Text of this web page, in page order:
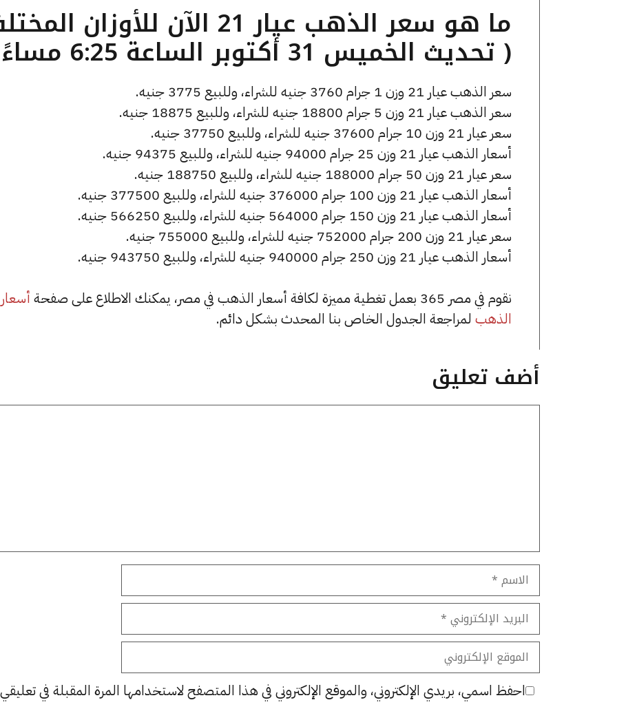
ما هو سعر الذهب عيار 21 الآن للأوزان
( تحديث الخميس 31 أكتوبر الساعة 6:25 مساءً )
سعر الذهب عيار 21 وزن 1 جرام 3760 جنيه للشراء، وللبيع 3775 جنيه.
سعر الذهب عيار 21 وزن 5 جرام 18800 جنيه للشراء، وللبيع 18875 جنيه.
سعر عيار 21 وزن 10 جرام 37600 جنيه للشراء، وللبيع 37750 جنيه.
أسعار الذهب عيار 21 وزن 25 جرام 94000 جنيه للشراء، وللبيع 94375 جنيه.
سعر عيار 21 وزن 50 جرام 188000 جنيه للشراء، وللبيع 188750 جنيه.
أسعار الذهب عيار 21 وزن 100 جرام 376000 جنيه للشراء، وللبيع 377500 جنيه.
أسعار الذهب عيار 21 وزن 150 جرام 564000 جنيه للشراء، وللبيع 566250 جنيه.
سعر عيار 21 وزن 200 جرام 752000 جنيه للشراء، وللبيع 755000 جنيه.
أسعار الذهب عيار 21 وزن 250 جرام 940000 جنيه للشراء، وللبيع 943750 جنيه.
نقوم في مصر 365 بعمل تغطية مميزة لكافة أسعار الذهب في مصر، يمكنك الاطلاع على صفحة
أسعار
الذهب لمراجعة الجدول الخاص بنا المحدث بشكل دائم.
أضف تعليق
الاسم
البريد
الإلكتروني
الموقع
الإلكتروني
احفظ اسمي، بريدي الإلكتروني، والموقع الإلكتروني في هذا المتصفح لاستخدامها المرة المقبلة في